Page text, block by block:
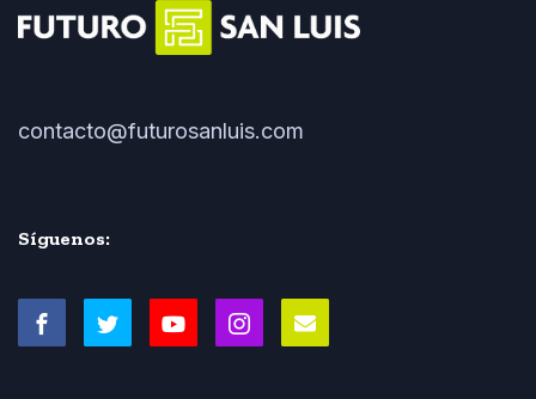
contacto@futurosanluis.com
Síguenos: